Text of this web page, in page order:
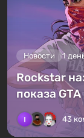
Новости 1
Rockstar
показа
43